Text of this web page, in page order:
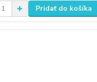
Pridať do košíka